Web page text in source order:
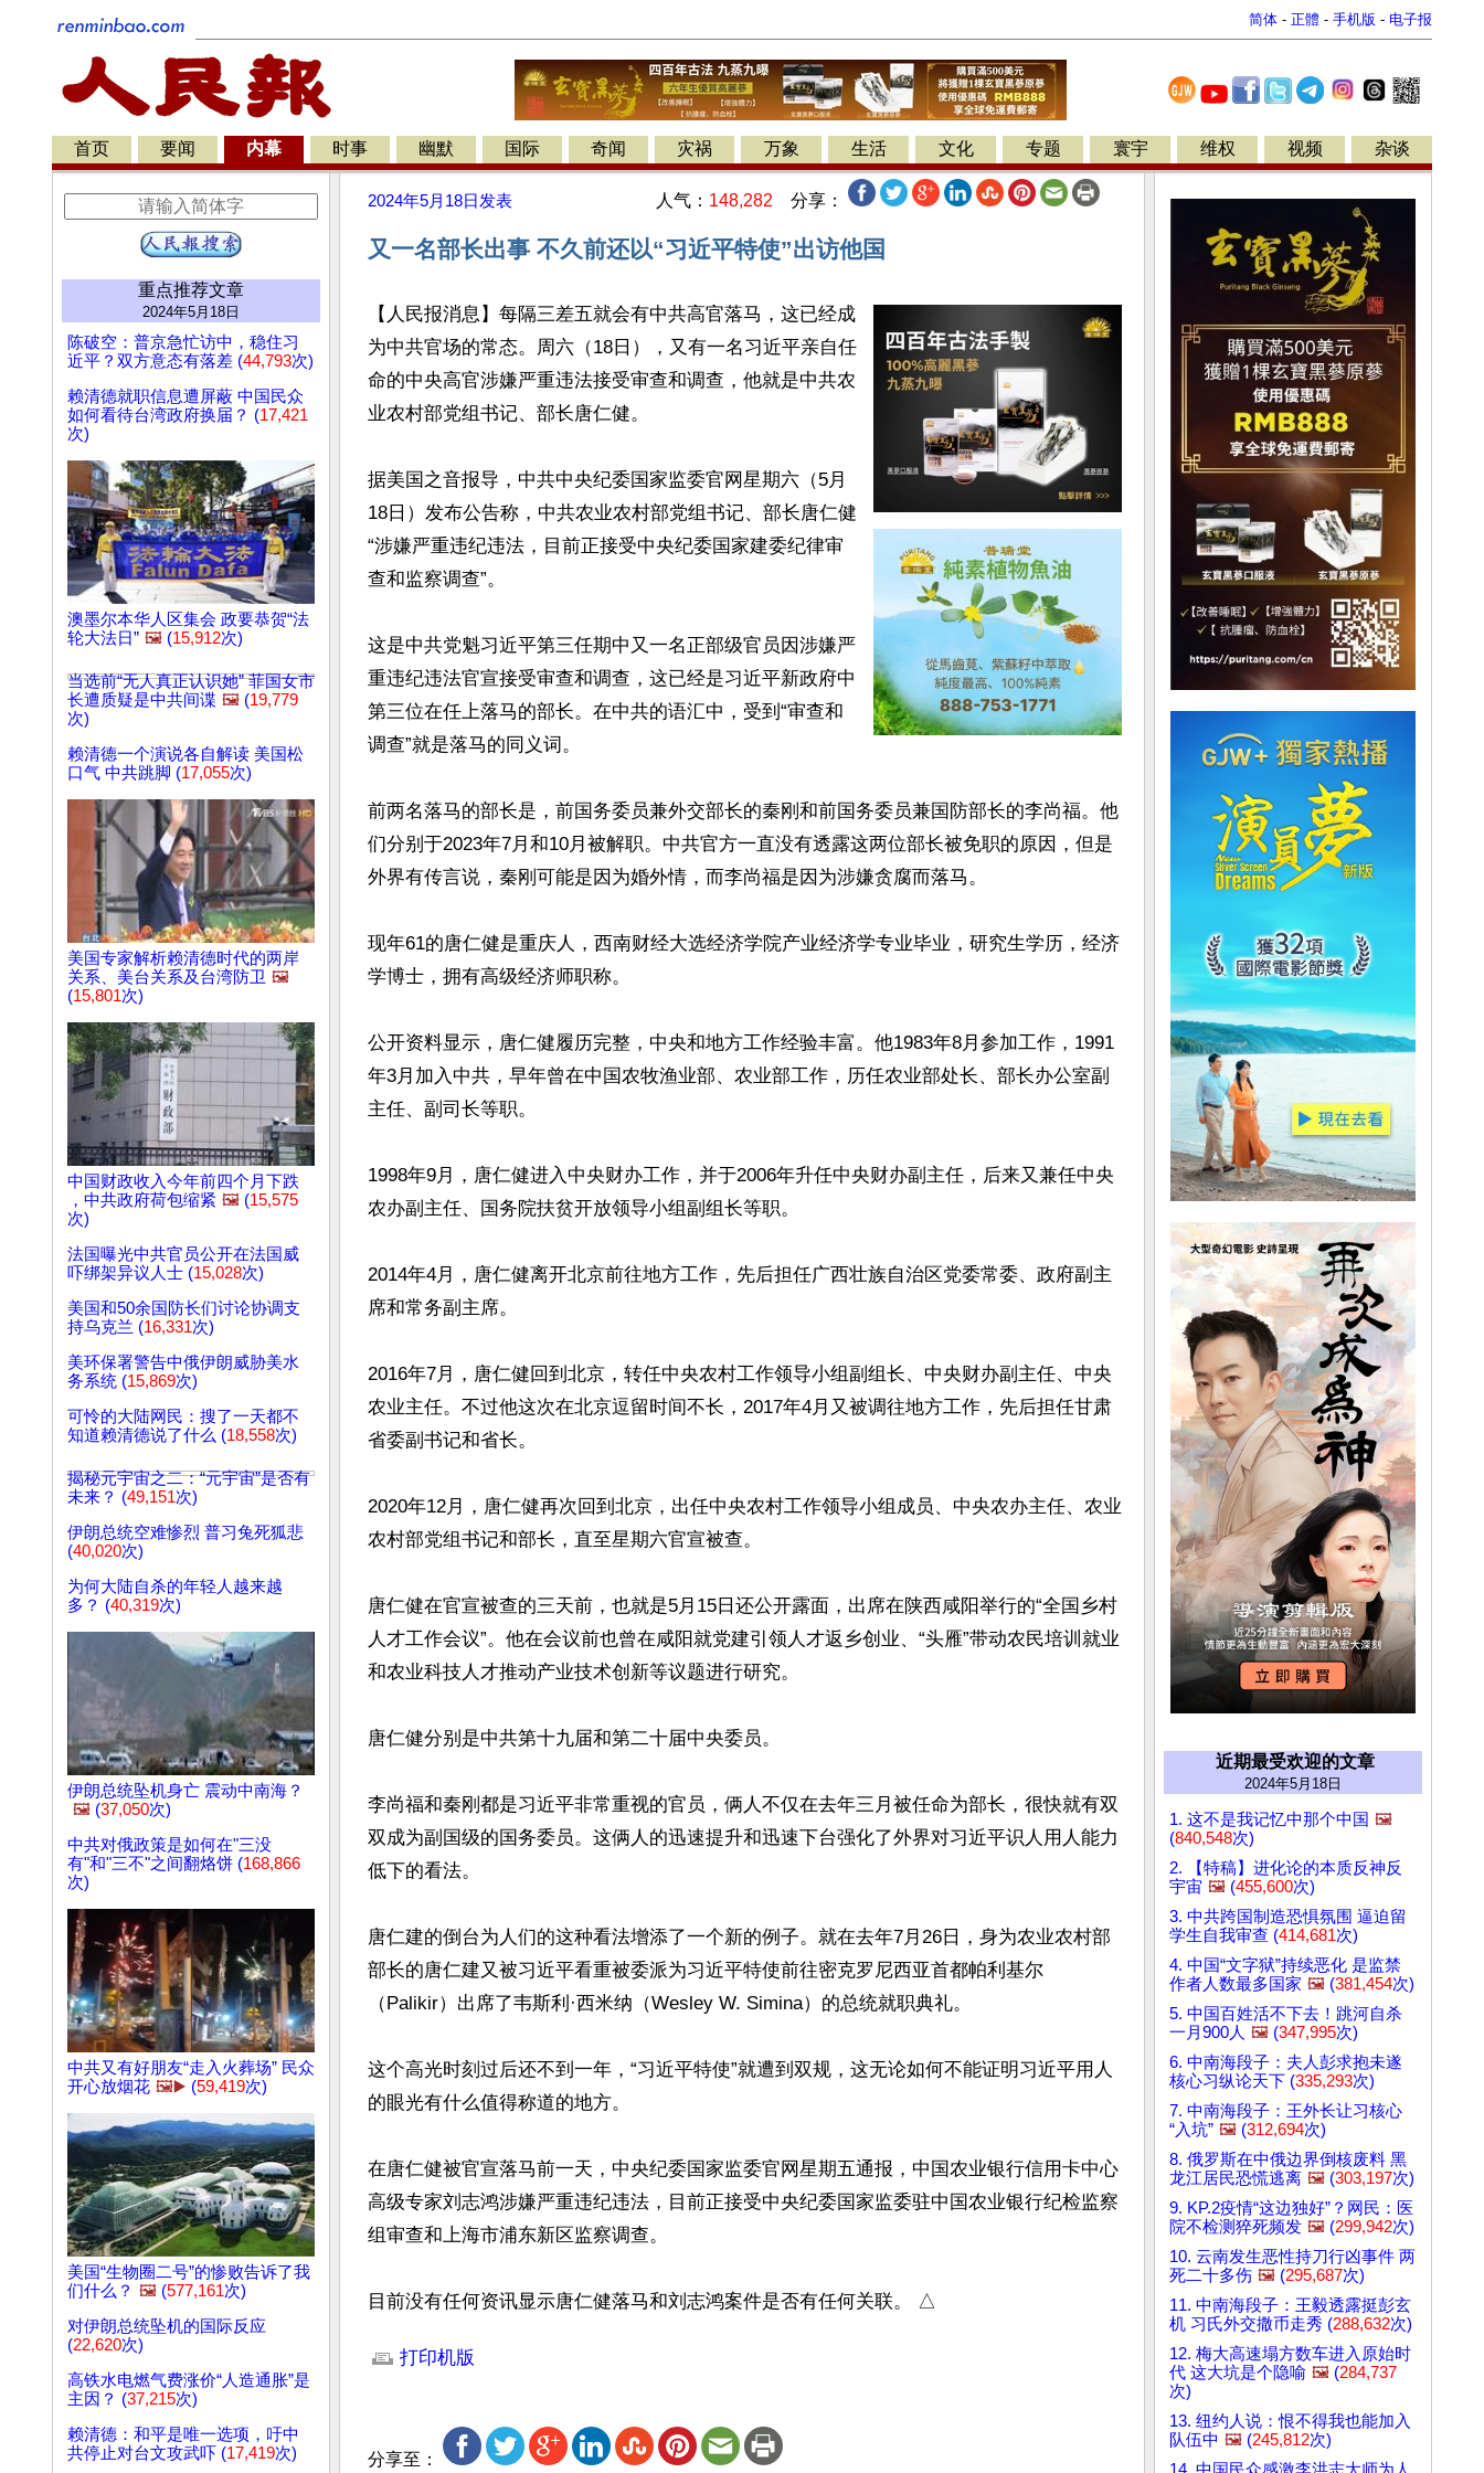
简体 - 正體 - 手机版 - 电子报
首页 要闻 内幕 时事 幽默 国际 奇闻 灾祸 万象 生活 文化 专题 寰宇 维权 视频 杂谈
重点推荐文章
2024年5月18日
陈破空：普京急忙访中，稳住习
近平？双方意态有落差 (44,793次)
赖清德就职信息遭屏蔽 中国民众
如何看待台湾政府换届？ (17,421
次)
澳墨尔本华人区集会 政要恭贺“法
轮大法日” 🖼️ (15,912次)
当选前“无人真正认识她” 菲国女市
长遭质疑是中共间谍 🖼️ (19,779
次)
赖清德一个演说各自解读 美国松
口气 中共跳脚 (17,055次)
美国专家解析赖清德时代的两岸
关系、美台关系及台湾防卫 🖼️
(15,801次)
中国财政收入今年前四个月下跌
，中共政府荷包缩紧 🖼️ (15,575
次)
法国曝光中共官员公开在法国威
吓绑架异议人士 (15,028次)
美国和50余国防长们讨论协调支
持乌克兰 (16,331次)
美环保署警告中俄伊朗威胁美水
务系统 (15,869次)
可怜的大陆网民：搜了一天都不
知道赖清德说了什么 (18,558次)
揭秘元宇宙之二：“元宇宙”是否有
未来？ (49,151次)
伊朗总统空难惨烈 普习兔死狐悲
(40,020次)
为何大陆自杀的年轻人越来越
多？ (40,319次)
伊朗总统坠机身亡 震动中南海？
🖼️ (37,050次)
中共对俄政策是如何在"三没
有"和"三不"之间翻烙饼 (168,866
次)
中共又有好朋友“走入火葬场” 民众
开心放烟花 🖼️▶️ (59,419次)
美国“生物圈二号”的惨败告诉了我
们什么？ 🖼️ (577,161次)
对伊朗总统坠机的国际反应
(22,620次)
高铁水电燃气费涨价“人造通胀”是
主因？ (37,215次)
赖清德：和平是唯一选项，吁中
共停止对台文攻武吓 (17,419次)
2024年5月18日 发表 人气： 148,282 分享：
又一名部长出事 不久前还以“习近平特使”出访他国
【人民报消息】每隔三差五就会有中共高官落马，这已经成
为中共官场的常态。周六（18日），又有一名习近平亲自任
命的中央高官涉嫌严重违法接受审查和调查，他就是中共农
业农村部党组书记、部长唐仁健。
据美国之音报导，中共中央纪委国家监委官网星期六（5月
18日）发布公告称，中共农业农村部党组书记、部长唐仁健
“涉嫌严重违纪违法，目前正接受中央纪委国家建委纪律审
查和监察调查”。
这是中共党魁习近平第三任期中又一名正部级官员因涉嫌严
重违纪违法官宣接受审查和调查，这已经是习近平新政府中
第三位在任上落马的部长。在中共的语汇中，受到“审查和
调查”就是落马的同义词。
前两名落马的部长是，前国务委员兼外交部长的秦刚和前国务委员兼国防部长的李尚福。他
们分别于2023年7月和10月被解职。中共官方一直没有透露这两位部长被免职的原因，但是
外界有传言说，秦刚可能是因为婚外情，而李尚福是因为涉嫌贪腐而落马。
现年61的唐仁健是重庆人，西南财经大选经济学院产业经济学专业毕业，研究生学历，经济
学博士，拥有高级经济师职称。
公开资料显示，唐仁健履历完整，中央和地方工作经验丰富。他1983年8月参加工作，1991
年3月加入中共，早年曾在中国农牧渔业部、农业部工作，历任农业部处长、部长办公室副
主任、副司长等职。
1998年9月，唐仁健进入中央财办工作，并于2006年升任中央财办副主任，后来又兼任中央
农办副主任、国务院扶贫开放领导小组副组长等职。
2014年4月，唐仁健离开北京前往地方工作，先后担任广西壮族自治区党委常委、政府副主
席和常务副主席。
2016年7月，唐仁健回到北京，转任中央农村工作领导小组副组长、中央财办副主任、中央
农业主任。不过他这次在北京逗留时间不长，2017年4月又被调往地方工作，先后担任甘肃
省委副书记和省长。
2020年12月，唐仁健再次回到北京，出任中央农村工作领导小组成员、中央农办主任、农业
农村部党组书记和部长，直至星期六官宣被查。
唐仁健在官宣被查的三天前，也就是5月15日还公开露面，出席在陕西咸阳举行的“全国乡村
人才工作会议”。他在会议前也曾在咸阳就党建引领人才返乡创业、“头雁”带动农民培训就业
和农业科技人才推动产业技术创新等议题进行研究。
唐仁健分别是中共第十九届和第二十届中央委员。
李尚福和秦刚都是习近平非常重视的官员，俩人不仅在去年三月被任命为部长，很快就有双
双成为副国级的国务委员。这俩人的迅速提升和迅速下台强化了外界对习近平识人用人能力
低下的看法。
唐仁建的倒台为人们的这种看法增添了一个新的例子。就在去年7月26日，身为农业农村部
部长的唐仁建又被习近平看重被委派为习近平特使前往密克罗尼西亚首都帕利基尔
（Palikir）出席了韦斯利·西米纳（Wesley W. Simina）的总统就职典礼。
这个高光时刻过后还不到一年，“习近平特使”就遭到双规，这无论如何不能证明习近平用人
的眼光有什么值得称道的地方。
在唐仁健被官宣落马前一天，中央纪委国家监委官网星期五通报，中国农业银行信用卡中心
高级专家刘志鸿涉嫌严重违纪违法，目前正接受中央纪委国家监委驻中国农业银行纪检监察
组审查和上海市浦东新区监察调查。
目前没有任何资讯显示唐仁健落马和刘志鸿案件是否有任何关联。 △
打印机版
分享至：
近期最受欢迎的文章
2024年5月18日
1. 这不是我记忆中那个中国 🖼️
(840,548次)
2. 【特稿】进化论的本质反神反
宇宙 🖼️ (455,600次)
3. 中共跨国制造恐惧氛围 逼迫留
学生自我审查 (414,681次)
4. 中国“文字狱”持续恶化 是监禁
作者人数最多国家 🖼️ (381,454次)
5. 中国百姓活不下去！跳河自杀
一月900人 🖼️ (347,995次)
6. 中南海段子：夫人彭求抱未遂
核心习纵论天下 (335,293次)
7. 中南海段子：王外长让习核心
“入坑” 🖼️ (312,694次)
8. 俄罗斯在中俄边界倒核废料 黑
龙江居民恐慌逃离 🖼️ (303,197次)
9. KP.2疫情“这边独好”？网民：医
院不检测猝死频发 🖼️ (299,942次)
10. 云南发生恶性持刀行凶事件 两
死二十多伤 🖼️ (295,687次)
11. 中南海段子：王毅透露挺彭玄
机 习氏外交撒币走秀 (288,632次)
12. 梅大高速塌方数车进入原始时
代 这大坑是个隐喻 🖼️ (284,737
次)
13. 纽约人说：恨不得我也能加入
队伍中 🖼️ (245,812次)
14. 中国民众感激李洪志大师为人